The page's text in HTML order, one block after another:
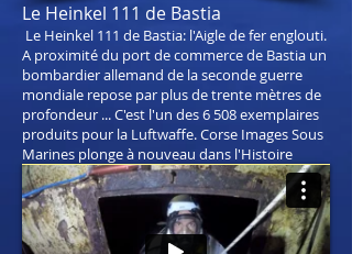
Le Heinkel 111 de Bastia
Le Heinkel 111 de Bastia: l'Aigle de fer englouti.
A proximité du port de commerce de Bastia un
bombardier allemand de la seconde guerre
mondiale repose par plus de trente mètres de
profondeur ... C'est l'un des 6 508 exemplaires
produits pour la Luftwaffe. Corse Images Sous
Marines plonge à nouveau dans l'Histoire